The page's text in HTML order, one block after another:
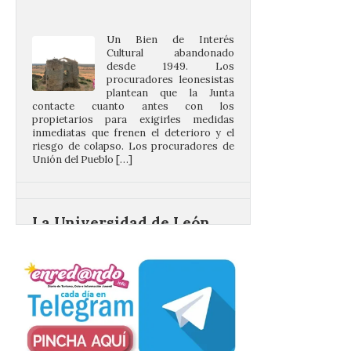
desde 1949. Los
procuradores leonesistas
plantean que la Junta
contacte cuanto antes con los
propietarios para exigirles medidas
inmediatas que frenen el deterioro y el
riesgo de colapso. Los procuradores de
Unión del Pueblo […]
programación del evento
Ayuntamiento
7 Ago 2026
Los materiales ya pueden